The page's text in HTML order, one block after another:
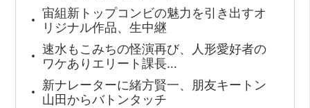
宙組新トップコンビの魅力を引き出すオ
リジナル作品、生中継
速水もこみちの怪演再び、人形愛好者の
ワケありエリート課長…
新ナレーターに緒方賢一、朋友キートン
山田からバトンタッチ